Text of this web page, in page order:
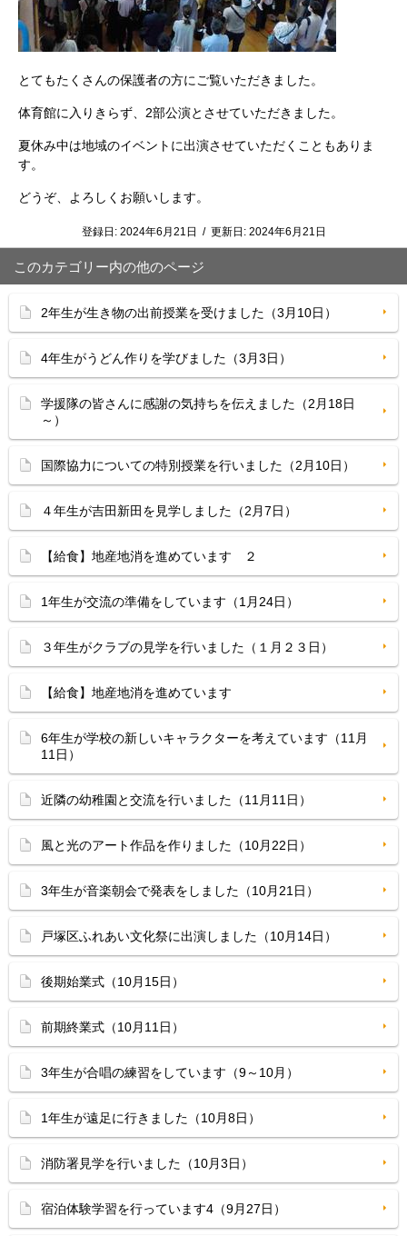
とてもたくさんの保護者の方にご覧いただきました。
体育館に入りきらず、2部公演とさせていただきました。
夏休み中は地域のイベントに出演させていただくこともありま
す。
どうぞ、よろしくお願いします。
登録日: 2024年6月21日 / 更新日: 2024年6月21日
このカテゴリー内の他のページ
2年生が生き物の出前授業を受けました（3月10日）
4年生がうどん作りを学びました（3月3日）
学援隊の皆さんに感謝の気持ちを伝えました（2月18日
～）
国際協力についての特別授業を行いました（2月10日）
４年生が吉田新田を見学しました（2月7日）
【給食】地産地消を進めています ２
1年生が交流の準備をしています（1月24日）
３年生がクラブの見学を行いました（１月２３日）
【給食】地産地消を進めています
6年生が学校の新しいキャラクターを考えています（11月
11日）
近隣の幼稚園と交流を行いました（11月11日）
風と光のアート作品を作りました（10月22日）
3年生が音楽朝会で発表をしました（10月21日）
戸塚区ふれあい文化祭に出演しました（10月14日）
後期始業式（10月15日）
前期終業式（10月11日）
3年生が合唱の練習をしています（9～10月）
1年生が遠足に行きました（10月8日）
消防署見学を行いました（10月3日）
宿泊体験学習を行っています4（9月27日）